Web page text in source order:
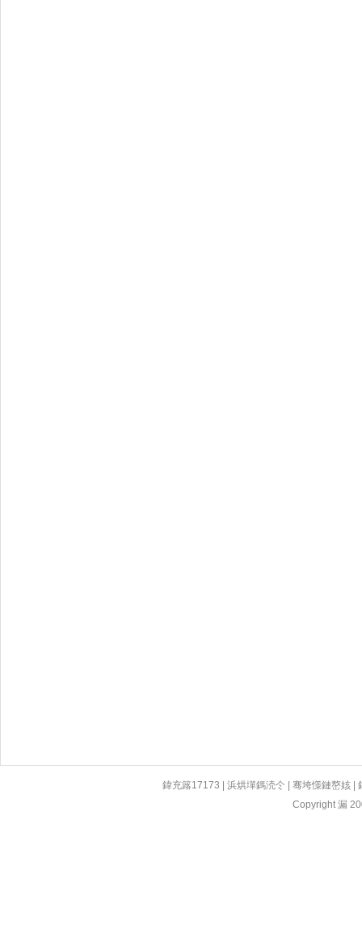
鍏充簬17173 |浜烘墠鎷涜仒 |骞垮憡鏈嶅姟 |
Copyright 漏